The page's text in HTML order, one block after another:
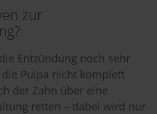
zur
Entzündung noch sehr
Pulpa nicht komplett
der Zahn über eine
retten – dabei wird nur